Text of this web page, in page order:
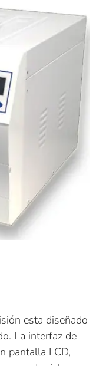
esta diseñado
La interfaz de
pantalla LCD,